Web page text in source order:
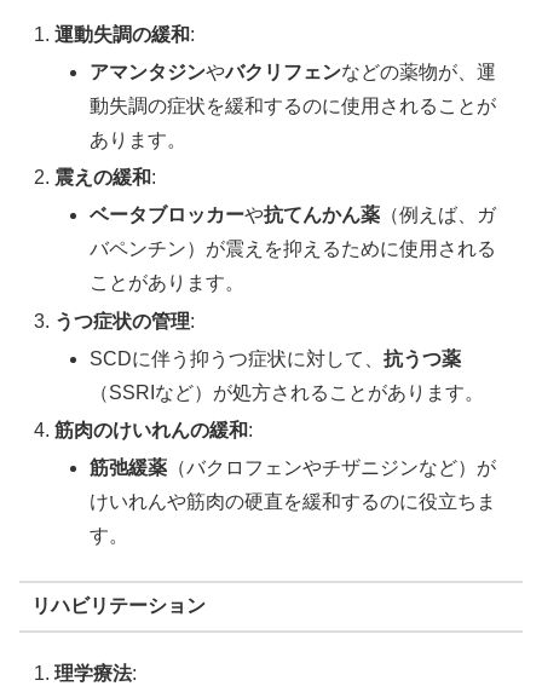
運動失調の緩和:
アマンタジンやバクリフェンなどの薬物が、運
動失調の症状を緩和するのに使用されることが
あります。
震えの緩和:
ベータブロッカーや抗てんかん薬 （例えば、ガ
バペンチン）が震えを抑えるために使用される
ことがあります。
うつ症状の管理:
SCDに伴う抑うつ症状に対して、抗うつ薬
（SSRIなど）が処方されることがあります。
筋肉のけいれんの緩和:
筋弛緩薬 （バクロフェンやチザニジンなど）が
けいれんや筋肉の硬直を緩和するのに役立ちま
す。
リハビリテーション
理学療法: